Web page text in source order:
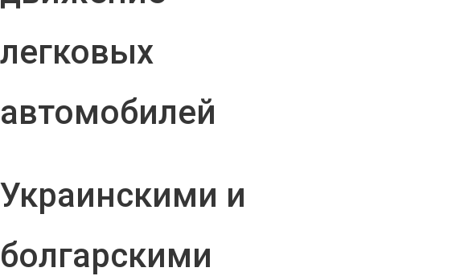
легковых
автомобилей
Украинскими и
болгарскими